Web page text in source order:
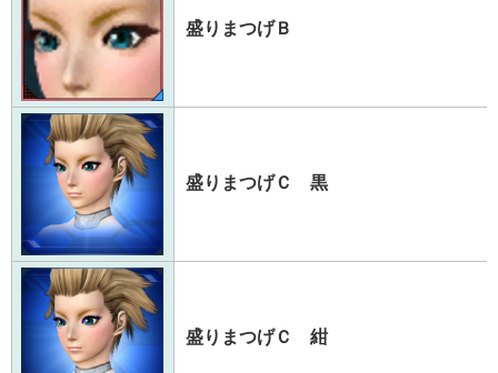
盛りまつげＢ
盛りまつげＣ 黒
盛りまつげＣ 紺